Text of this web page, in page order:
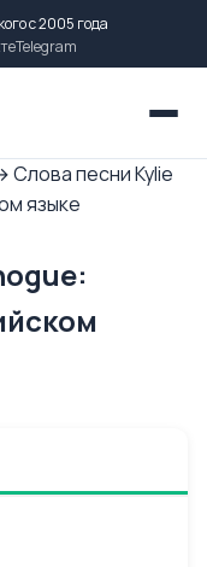
с 2005 года
Telegram
Слова песни Kylie
языке